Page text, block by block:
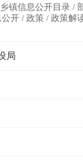
镇信息公开目录 /
公开 / 政策 / 政策解
局